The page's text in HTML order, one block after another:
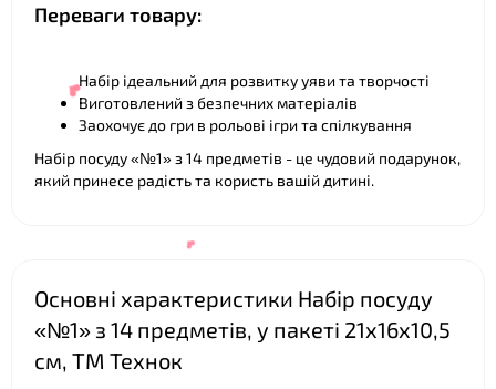
Переваги товару:
Набір ідеальний для розвитку уяви та творчості
Виготовлений з безпечних матеріалів
Заохочує до гри в рольові ігри та спілкування
Набір посуду «№1» з 14 предметів - це чудовий подарунок,
який принесе радість та користь вашій дитині.
Основні характеристики Набір посуду
«№1» з 14 предметів, у пакеті 21х16х10,5
см, ТМ Технок
❤
❤
❤